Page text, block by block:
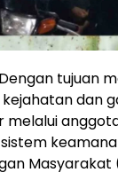
Dengan tujuan
dan